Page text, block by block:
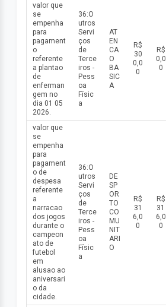
valor que
se
empenha
para
pagament
o
referente
a plantao
de
enferman
gem no
dia 01 05
2026.
36:O
utros
Servi
ços
de
Terce
iros -
Pess
oa
Físic
a
AT
EN
CA
O
BA
SIC
A
R$
30
0,0
0
R$
0,0
0
valor que
se
empenha
para
pagament
o de
despesa
referente
a
narracao
dos jogos
durante o
campeon
ato de
futebol
em
alusao ao
aniversari
o da
cidade.
36:O
utros
Servi
ços
de
Terce
iros -
Pess
oa
Físic
a
DE
SP
OR
TO
CO
MU
NIT
ARI
O
R$
31
6,0
0
R$
31
6,0
0